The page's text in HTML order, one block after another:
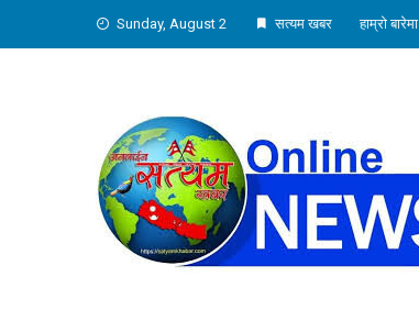
Sunday, August 2 सत्यम खबर हाम्रो बारेमा